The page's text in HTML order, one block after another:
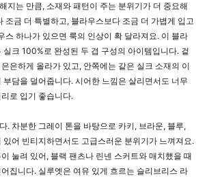
지는 만큼, 소재와 패턴이 주는 분위기가 더 중요해
조금 더 특별하고, 블라우스보다 조금 더 가볍게 입고
스 하나가 있으면 룩의 인상이 확 달라져요. 이 블라
실크 100%로 완성된 두 겹 구성의 아이템입니다. 겉
은하게 올라가 있고, 안쪽에는 같은 실크 소재의 이
부담을 덜어줍니다. 시어한 느낌은 살리면서도 너무
로 입기 좋습니다.
. 차분한 그레이 톤을 바탕으로 카키, 브라운, 블루,
있어 빈티지하면서도 고급스러운 분위기가 느껴져요.
눌려 있어, 블랙 팬츠나 린넨 스커트와 매치했을 때
집니다. 실루엣은 여유 있게 흐르는 슬리브리스 라